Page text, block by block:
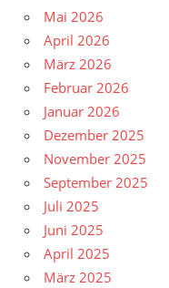
Mai 2026
April 2026
März 2026
Februar 2026
Januar 2026
Dezember 2025
November 2025
September 2025
Juli 2025
Juni 2025
April 2025
März 2025